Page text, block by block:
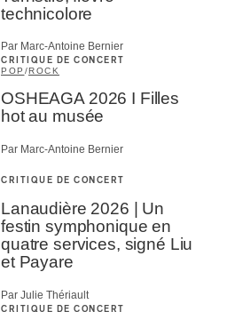
technicolore
Par Marc-Antoine Bernier
CRITIQUE DE CONCERT
POP /ROCK
OSHEAGA 2026 I Filles
hot au musée
Par Marc-Antoine Bernier
CRITIQUE DE CONCERT
Lanaudière 2026 | Un
festin symphonique en
quatre services, signé Liu
et Payare
Par Julie Thériault
CRITIQUE DE CONCERT